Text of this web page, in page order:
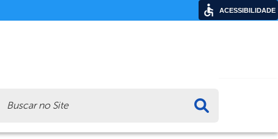
ACESSIBILIDADE